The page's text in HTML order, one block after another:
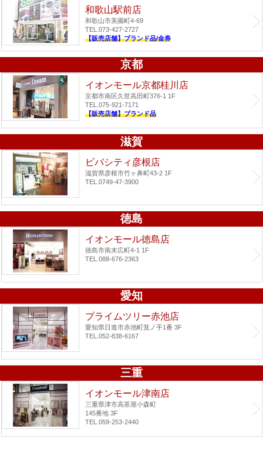
和歌山駅前店
和歌山市美園町4-69
TEL.073-427-2727
【販売店舗】ブランド品/金券
京都
イオンモール京都桂川店
京都市南区久世高田町376-1 1F
TEL.075-921-7171
【販売店舗】ブランド品
滋賀
ビバシティ彦根店
滋賀県彦根市竹ヶ鼻町43-2 1F
TEL.0749-47-3900
徳島
イオンモール徳島店
徳島市南末広町4-1 1F
TEL.088-676-2363
愛知
プライムツリー赤池店
愛知県日進市赤池町箕ノ手1番 3F
TEL.052-838-6167
三重
イオンモール津南店
三重県津市高茶屋小森町
145番地 3F
TEL.059-253-2440